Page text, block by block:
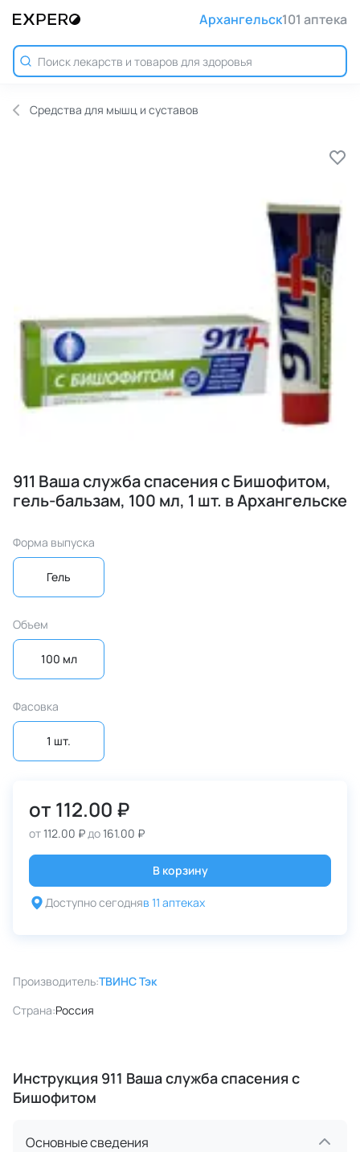
Архангельск101 аптека
Средства для мышц и суставов
911 Ваша служба спасения с Бишофитом,
гель-бальзам, 100 мл, 1 шт. в Архангельске
Форма выпуска
Гель
Объем
100 мл
Фасовка
1 шт.
от 112.00 ₽
от112.00 ₽до161.00 ₽
В корзину
Доступно сегодняв 11 аптеках
Производитель:ТВИНС Тэк
Страна:Россия
Инструкция 911 Ваша служба спасения с
Бишофитом
Основные сведения